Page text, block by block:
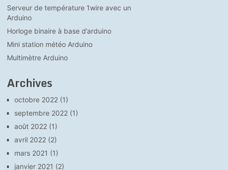
Serveur de température 1wire avec un
Arduino
Horloge binaire à base d’arduino
Mini station météo Arduino
Multimètre Arduino
Archives
octobre 2022 (1)
septembre 2022 (1)
août 2022 (1)
avril 2022 (2)
mars 2021 (1)
janvier 2021 (2)